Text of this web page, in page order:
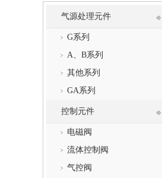
气源处理元件
G系列
A、B系列
其他系列
GA系列
控制元件
电磁阀
流体控制阀
气控阀